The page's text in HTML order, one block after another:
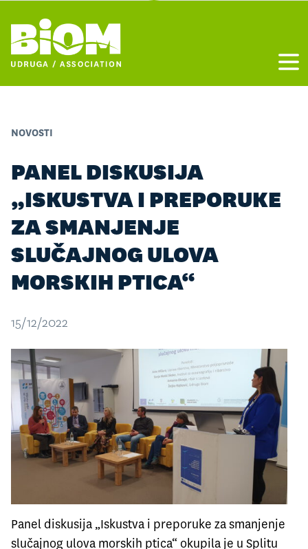
NOVOSTI
PANEL DISKUSIJA
„ISKUSTVA I PREPORUKE
ZA SMANJENJE
SLUČAJNOG ULOVA
MORSKIH PTICA“
15/12/2022
Panel diskusija „Iskustva i preporuke za smanjenje
slučajnog ulova morskih ptica“ okupila je u Splitu